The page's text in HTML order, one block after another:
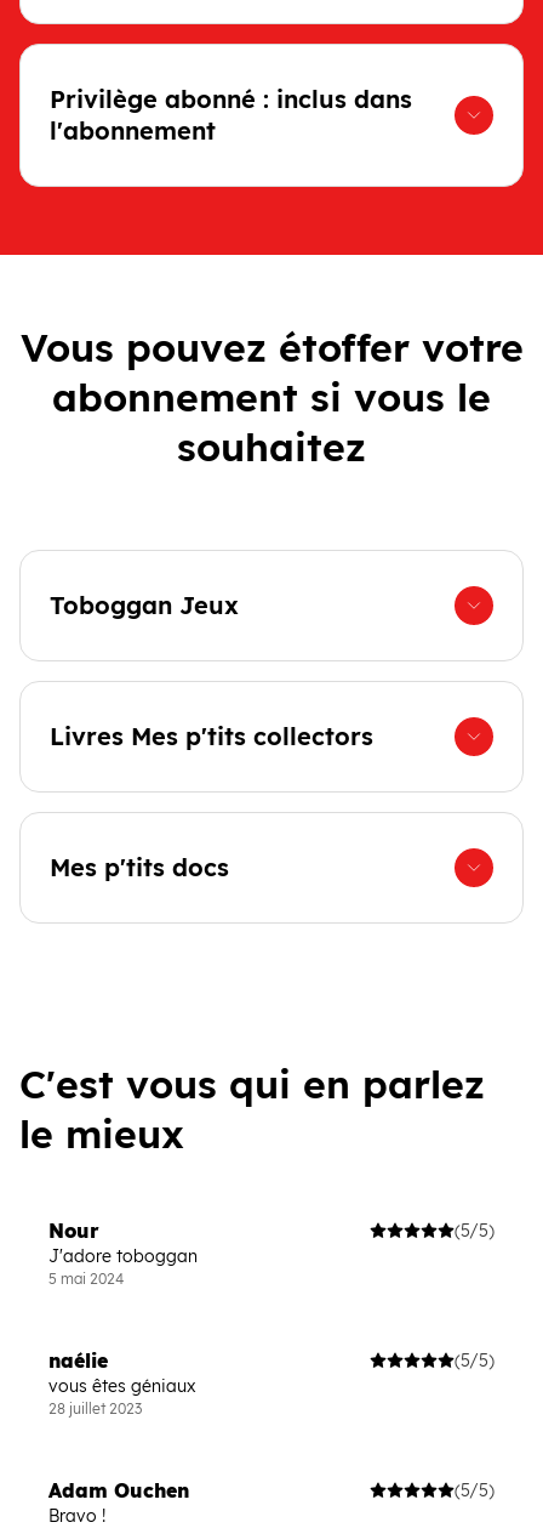
Privilège abonné : inclus dans
l'abonnement
Vous pouvez étoffer votre
abonnement si vous le
souhaitez
Toboggan Jeux
Livres Mes p'tits collectors
Mes p'tits docs
C'est vous qui en parlez
le mieux
Nour
(5/5)
J'adore toboggan
5 mai 2024
naélie
(5/5)
vous êtes géniaux
28 juillet 2023
Adam Ouchen
(5/5)
Bravo !